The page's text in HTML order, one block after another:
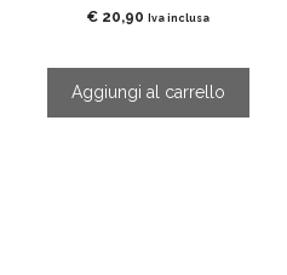
€ 20,90 Iva inclusa
Aggiungi al carrello